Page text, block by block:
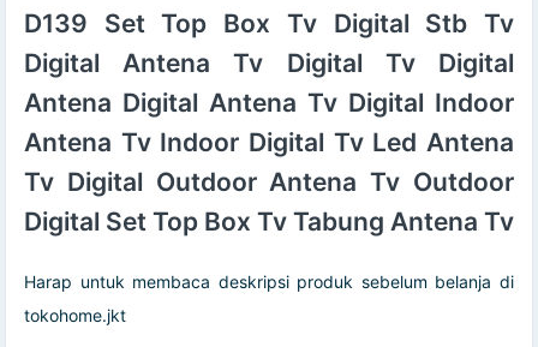
D139 Set Top Box Tv Digital Stb Tv
Digital Antena Tv Digital Tv Digital
Antena Digital Antena Tv Digital Indoor
Antena Tv Indoor Digital Tv Led Antena
Tv Digital Outdoor Antena Tv Outdoor
Digital Set Top Box Tv Tabung Antena Tv
Harap untuk membaca deskripsi produk sebelum belanja di
tokohome.jkt